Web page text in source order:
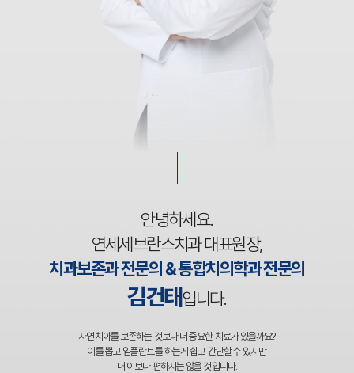
안녕하세요.
연세세브란스치과 대표원장,
치과보존과 전문의 & 통합치의학과 전문의
김건태입니다.
자연치아를 보존하는 것보다 더 중요한 치료가 있을까요?
이를 뽑고 임플란트를 하는게 쉽고 간단할 수 있지만
내 이보다 편하지는 않을 것입니다.